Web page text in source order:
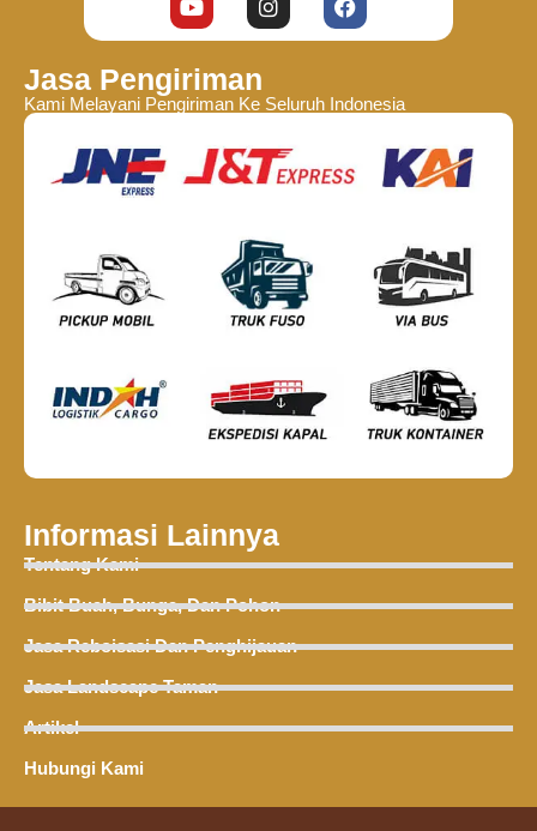
Jasa Pengiriman
Kami Melayani Pengiriman Ke Seluruh Indonesia
Informasi Lainnya
Tentang Kami
Bibit Buah, Bunga, Dan Pohon
Jasa Reboisasi Dan Penghijauan
Jasa Landscape Taman
Artikel
Hubungi Kami